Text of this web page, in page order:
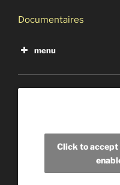
Documentaires
menu
Click to accept